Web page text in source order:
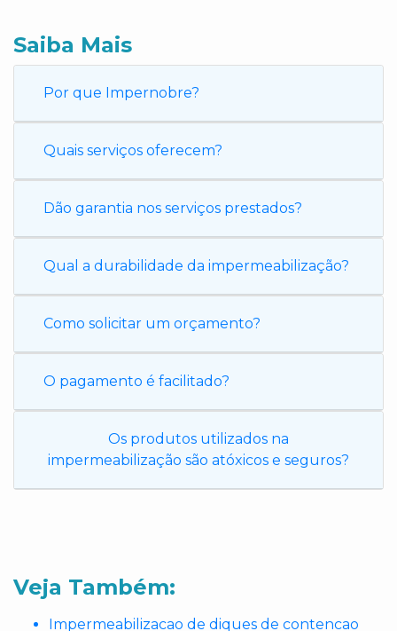
Saiba Mais
Por que Impernobre?
Quais serviços oferecem?
Dão garantia nos serviços prestados?
Qual a durabilidade da impermeabilização?
Como solicitar um orçamento?
O pagamento é facilitado?
Os produtos utilizados na
impermeabilização são atóxicos e seguros?
Veja Também:
Impermeabilizacao de diques de contencao